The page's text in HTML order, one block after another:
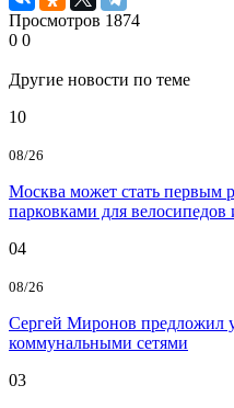
Просмотров 1874
0 0
Другие новости по теме
10
08/26
Москва может стать первым
парковками для велосипедов
04
08/26
Сергей Миронов предложил
коммунальными сетями
03